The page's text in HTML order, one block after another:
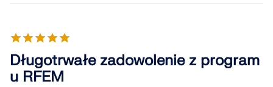
Długotrwałe zadowolenie z program
u RFEM